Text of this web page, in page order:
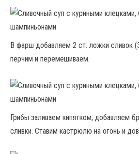
В фарш добавляем 2 ст. ложки сливок
перчим и перемешиваем.
Грибы заливаем кипятком, добавляем
сливки. Ставим кастрюлю на огонь и